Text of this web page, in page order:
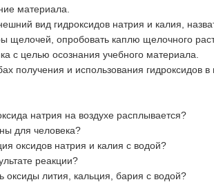
материала.
вид гидроксидов натрия и калия,
щелочей, опробовать каплю щелочного
с целью осознания учебного материала.
получения и использования гидроксидов
натрия на воздухе расплывается?
для человека?
оксидов натрия и калия с водой?
реакции?
оксиды лития, кальция, бария с водой?